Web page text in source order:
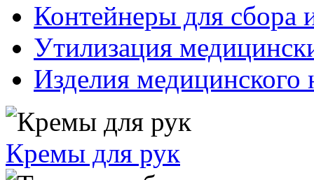
Контейнеры для сбора
Утилизация
Изделия медицинского
Кремы для рук